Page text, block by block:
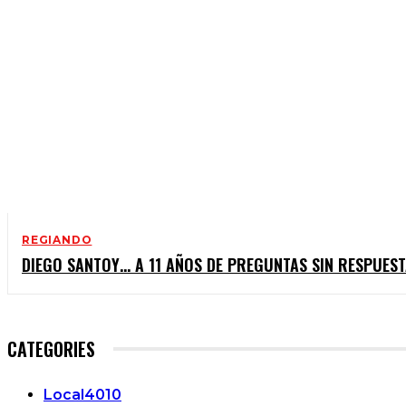
REGIANDO
DIEGO SANTOY… A 11 AÑOS DE PREGUNTAS SIN
CATEGORIES
Local4010